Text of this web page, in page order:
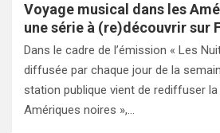
Voyage musical dans les
une série à (re)découvrir sur
Dans le cadre de l’émission « Les
diffusée par chaque jour de la
station publique vient de rediffuser la
Amériques noires »,…